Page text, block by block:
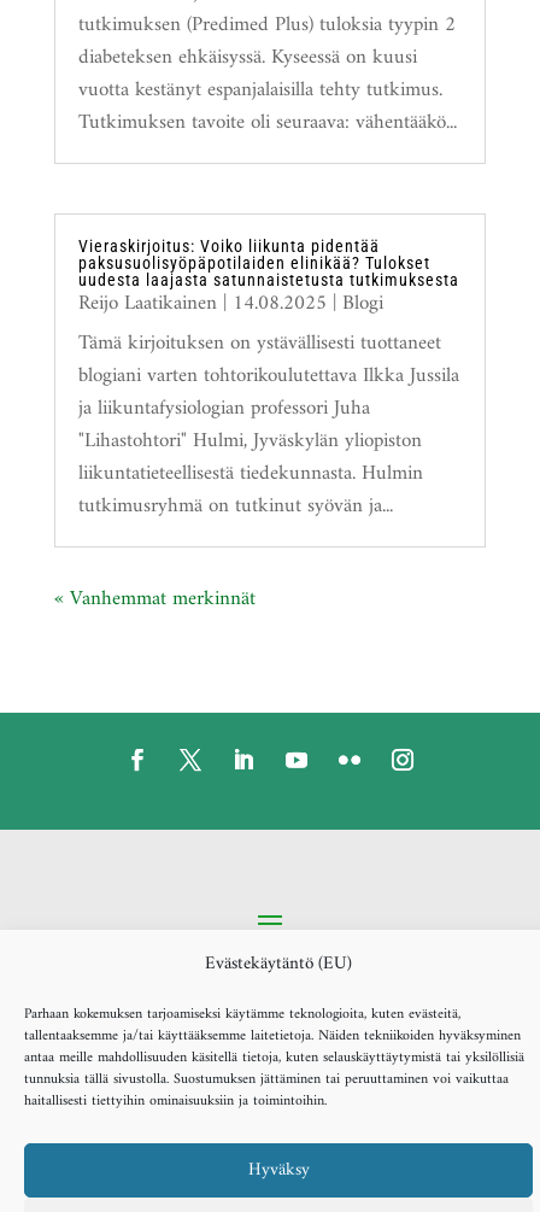
Evästekäytäntö (EU)
Parhaan kokemuksen tarjoamiseksi käytämme teknologioita, kuten evästeitä,
tallentaaksemme ja/tai käyttääksemme laitetietoja. Näiden tekniikoiden hyväksyminen
antaa meille mahdollisuuden käsitellä tietoja, kuten selauskäyttäytymistä tai yksilöllisiä
tunnuksia tällä sivustolla. Suostumuksen jättäminen tai peruuttaminen voi vaikuttaa
haitallisesti tiettyihin ominaisuuksiin ja toimintoihin.
Hyväksy
tutkimuksen (Predimed Plus) tuloksia tyypin 2
diabeteksen ehkäisyssä. Kyseessä on kuusi
vuotta kestänyt espanjalaisilla tehty tutkimus.
Tutkimuksen tavoite oli seuraava: vähentääkö...
Vieraskirjoitus: Voiko liikunta pidentää
paksusuolisyöpäpotilaiden elinikää? Tulokset
uudesta laajasta satunnaistetusta tutkimuksesta
Reijo Laatikainen| 14.08.2025 | Blogi
Tämä kirjoituksen on ystävällisesti tuottaneet
blogiani varten tohtorikoulutettava Ilkka Jussila
ja liikuntafysiologian professori Juha
"Lihastohtori" Hulmi, Jyväskylän yliopiston
liikuntatieteellisestä tiedekunnasta. Hulmin
tutkimusryhmä on tutkinut syövän ja...
« Vanhemmat merkinnät
2022 Reijo Laatikainen. All Rights Reserved.